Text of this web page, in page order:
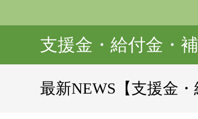
支援金・給付金・
最新NEWS【支援金・